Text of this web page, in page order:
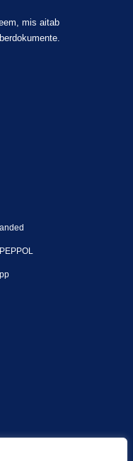
mis aitab